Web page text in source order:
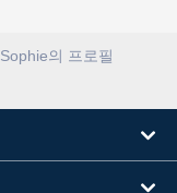
Sophie의 프로필